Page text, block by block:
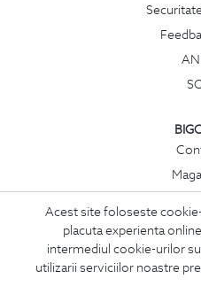
Acest site foloseste
placuta experienta
intermediul cookie-urilor
utilizarii serviciilor noastre
Intrebari
Preturi